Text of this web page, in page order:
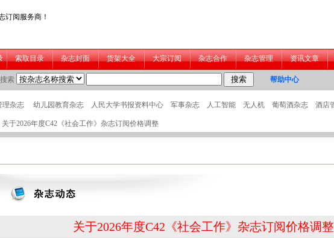
于2026年度C42《社会工作》杂志订阅价格调整
关于2026年度C42《社会工作》杂志订阅价格调整